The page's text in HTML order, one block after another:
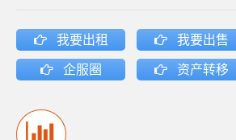
我要出租 我要出售
企服圈 资产转移